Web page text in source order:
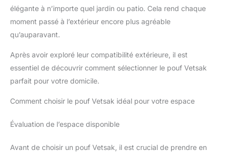
élégante à n’importe quel jardin ou patio. Cela rend chaque
moment passé à l’extérieur encore plus agréable
qu’auparavant.
Après avoir exploré leur compatibilité extérieure, il est
essentiel de découvrir comment sélectionner le pouf Vetsak
parfait pour votre domicile.
Comment choisir le pouf Vetsak idéal pour votre espace
Évaluation de l’espace disponible
Avant de choisir un pouf Vetsak, il est crucial de prendre en